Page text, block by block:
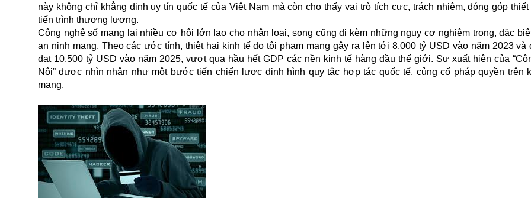
này không chỉ khẳng định uy tín quốc tế của Việt Nam mà còn cho thấy vai trò tích cực, trách nhiệm, đóng góp
tiến trình thương lượng.
Công nghệ số mang lại nhiều cơ hội lớn lao cho nhân loại, song cũng đi kèm những nguy cơ nghiêm trọng, đặc
an ninh mạng. Theo các ước tính, thiệt hại kinh tế do tội phạm mạng gây ra lên tới 8.000 tỷ USD vào năm 2023 và
đạt 10.500 tỷ USD vào năm 2025, vượt qua hầu hết GDP các nền kinh tế hàng đầu thế giới. Sự xuất hiện của
Nội” được nhìn nhận như một bước tiến chiến lược định hình quy tắc hợp tác quốc tế, củng cố pháp quyền trên
mạng.